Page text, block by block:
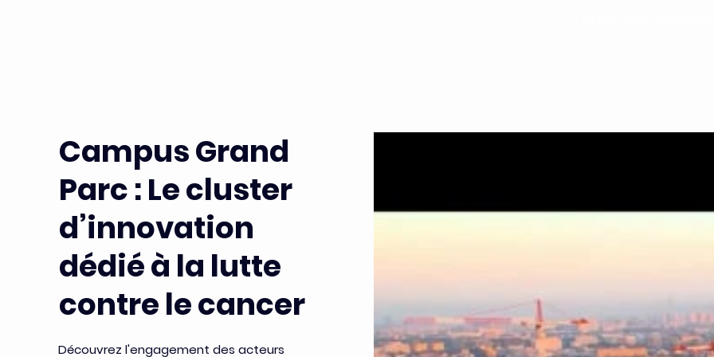
Campus Grand
Parc : Le cluster
d’innovation
dédié à la lutte
contre le cancer
Découvrez l'engagement des acteurs